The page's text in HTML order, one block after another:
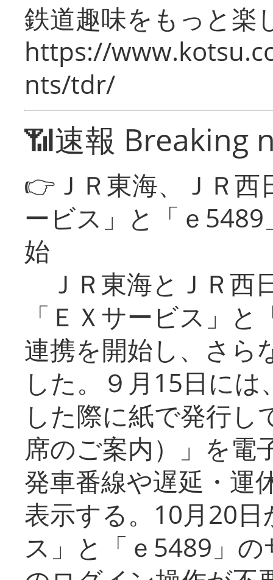
鉄道趣味をもっと楽
https://
nts/tdr/
📶速報 Breaking
👉ＪＲ東海、ＪＲ
ービス」と「ｅ
始
ＪＲ東海とＪＲ西
「ＥＸサービス」
連携を開始し、さら
した。９月15日に
した際に紙で発行し
席のご案内）」を電
発車番線や遅延・運
表示する。10月20
ス」と「ｅ5489」